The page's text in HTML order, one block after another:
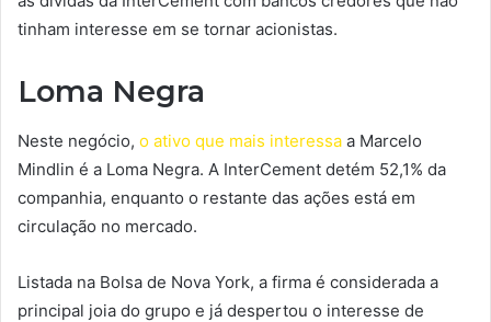
tinham interesse em se tornar acionistas.
Loma Negra
Neste negócio, o ativo que mais interessa a Marcelo
Mindlin é a Loma Negra. A InterCement detém 52,1% da
companhia, enquanto o restante das ações está em
circulação no mercado.
Listada na Bolsa de Nova York, a firma é considerada a
principal joia do grupo e já despertou o interesse de